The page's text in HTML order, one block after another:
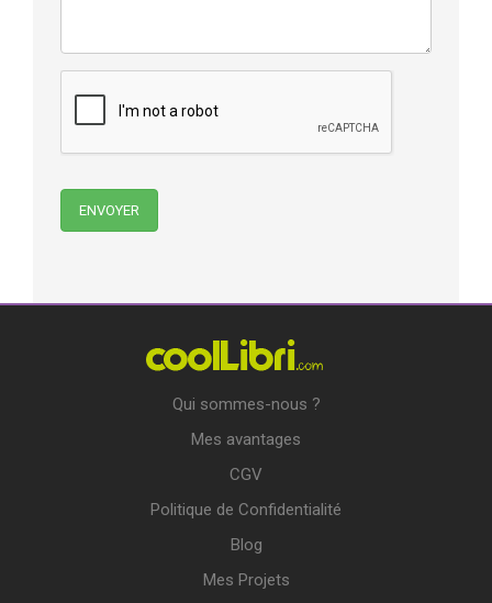
Qui sommes-nous ?
Mes avantages
CGV
Politique de Confidentialité
Blog
Mes Projets